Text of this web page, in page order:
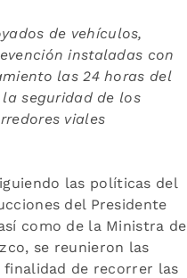
de vehículos,
instaladas con
las 24 horas del
seguridad de los
viales
las políticas del
del Presidente
como de la Ministra de
se reunieron las
de recorrer las